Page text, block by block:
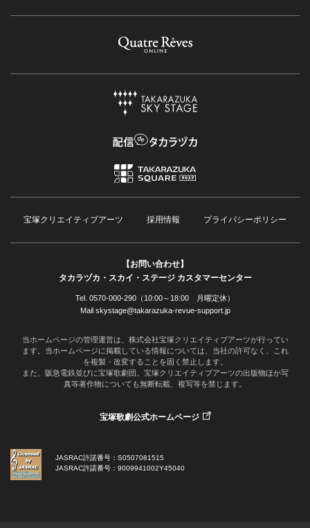
宝塚クリエイティブアーツ 採用情報 プライバシーポリシー
【お問い合わせ】
タカラヅカ・スカイ・ステージ カスタマーセンター
Tel. 0570-000-290（10:00～18:00 月曜定休）
Mail skystage@takarazuka-revue-support.jp
当ホームページの管理運営は、株式会社宝塚クリエイティブアーツが行ってい
ます。当ホームページに掲載している情報については、当社の許可なく、これ
を複製・改変することを固く禁止します。
また、阪急電鉄並びに宝塚歌劇団、宝塚クリエイティブアーツの出版物ほか写
真等著作物についても無断転載、複写等を禁じます。
宝塚歌劇公式ホームページ
JASRAC許諾番号：S0507081515
JASRAC許諾番号：9009941002Y45040